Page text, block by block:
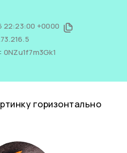
+0000
0NZu1f7m3Gk1
горизонтально